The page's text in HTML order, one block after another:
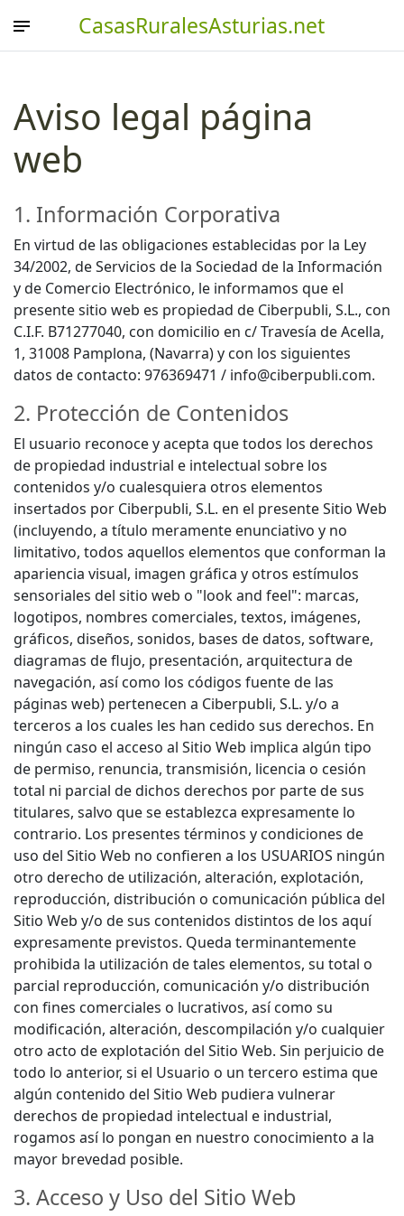
CasasRuralesAsturias.net
Aviso legal página
web
1. Información Corporativa
En virtud de las obligaciones establecidas por la Ley
34/2002, de Servicios de la Sociedad de la Información
y de Comercio Electrónico, le informamos que el
presente sitio web es propiedad de Ciberpubli, S.L., con
C.I.F. B71277040, con domicilio en c/ Travesía de Acella,
1, 31008 Pamplona, (Navarra) y con los siguientes
datos de contacto: 976369471 / info@ciberpubli.com.
2. Protección de Contenidos
El usuario reconoce y acepta que todos los derechos
de propiedad industrial e intelectual sobre los
contenidos y/o cualesquiera otros elementos
insertados por Ciberpubli, S.L. en el presente Sitio Web
(incluyendo, a título meramente enunciativo y no
limitativo, todos aquellos elementos que conforman la
apariencia visual, imagen gráfica y otros estímulos
sensoriales del sitio web o "look and feel": marcas,
logotipos, nombres comerciales, textos, imágenes,
gráficos, diseños, sonidos, bases de datos, software,
diagramas de flujo, presentación, arquitectura de
navegación, así como los códigos fuente de las
páginas web) pertenecen a Ciberpubli, S.L. y/o a
terceros a los cuales les han cedido sus derechos. En
ningún caso el acceso al Sitio Web implica algún tipo
de permiso, renuncia, transmisión, licencia o cesión
total ni parcial de dichos derechos por parte de sus
titulares, salvo que se establezca expresamente lo
contrario. Los presentes términos y condiciones de
uso del Sitio Web no confieren a los USUARIOS ningún
otro derecho de utilización, alteración, explotación,
reproducción, distribución o comunicación pública del
Sitio Web y/o de sus contenidos distintos de los aquí
expresamente previstos. Queda terminantemente
prohibida la utilización de tales elementos, su total o
parcial reproducción, comunicación y/o distribución
con fines comerciales o lucrativos, así como su
modificación, alteración, descompilación y/o cualquier
otro acto de explotación del Sitio Web. Sin perjuicio de
todo lo anterior, si el Usuario o un tercero estima que
algún contenido del Sitio Web pudiera vulnerar
derechos de propiedad intelectual e industrial,
rogamos así lo pongan en nuestro conocimiento a la
mayor brevedad posible.
3. Acceso y Uso del Sitio Web